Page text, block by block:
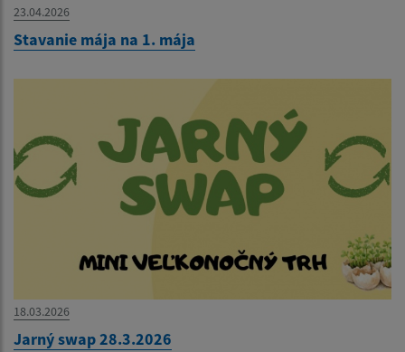
23.04.2026
Stavanie mája na 1. mája
18.03.2026
Jarný swap 28.3.2026